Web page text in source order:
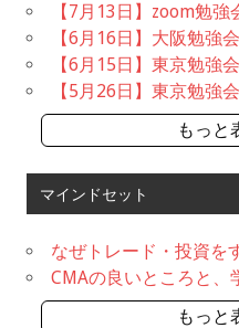
【7月13日】zoom勉強
【6月16日】大阪勉強
【6月15日】東京勉強
【5月26日】東京勉強
もっと
マインドセット
なぜトレード・投資を
CMAの良いところと、
もっと